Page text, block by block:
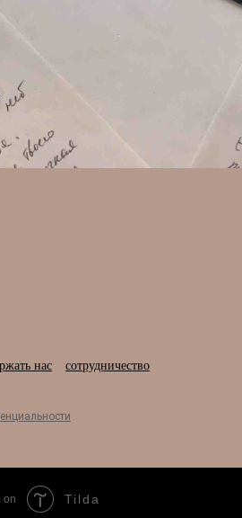
нас
сотрудничество
on Tilda